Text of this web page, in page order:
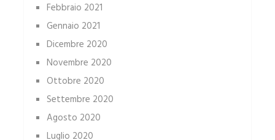
Febbraio 2021
Gennaio 2021
Dicembre 2020
Novembre 2020
Ottobre 2020
Settembre 2020
Agosto 2020
Luglio 2020